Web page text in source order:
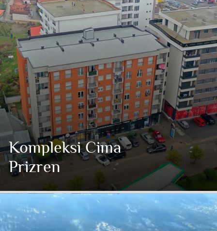
Kompleksi Cima
Prizren